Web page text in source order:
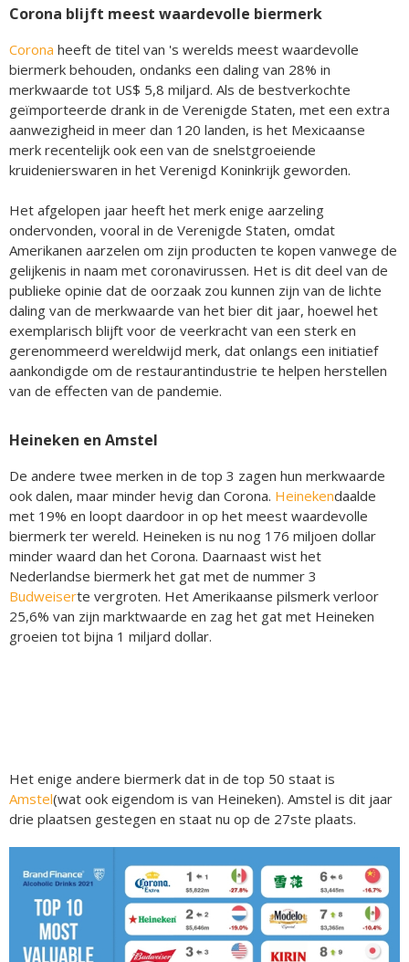
Corona blijft meest waardevolle biermerk
Corona heeft de titel van 's werelds meest waardevolle
biermerk behouden, ondanks een daling van 28% in
merkwaarde tot US$ 5,8 miljard. Als de bestverkochte
geïmporteerde drank in de Verenigde Staten, met een extra
aanwezigheid in meer dan 120 landen, is het Mexicaanse
merk recentelijk ook een van de snelstgroeiende
kruidenierswaren in het Verenigd Koninkrijk geworden.
Het afgelopen jaar heeft het merk enige aarzeling
ondervonden, vooral in de Verenigde Staten, omdat
Amerikanen aarzelen om zijn producten te kopen vanwege de
gelijkenis in naam met coronavirussen. Het is dit deel van de
publieke opinie dat de oorzaak zou kunnen zijn van de lichte
daling van de merkwaarde van het bier dit jaar, hoewel het
exemplarisch blijft voor de veerkracht van een sterk en
gerenommeerd wereldwijd merk, dat onlangs een initiatief
aankondigde om de restaurantindustrie te helpen herstellen
van de effecten van de pandemie.
Heineken en Amstel
De andere twee merken in de top 3 zagen hun merkwaarde
ook dalen, maar minder hevig dan Corona. Heinekendaalde
met 19% en loopt daardoor in op het meest waardevolle
biermerk ter wereld. Heineken is nu nog 176 miljoen dollar
minder waard dan het Corona. Daarnaast wist het
Nederlandse biermerk het gat met de nummer 3
Budweiserte vergroten. Het Amerikaanse pilsmerk verloor
25,6% van zijn marktwaarde en zag het gat met Heineken
groeien tot bijna 1 miljard dollar.
Het enige andere biermerk dat in de top 50 staat is
Amstel(wat ook eigendom is van Heineken). Amstel is dit jaar
drie plaatsen gestegen en staat nu op de 27ste plaats.